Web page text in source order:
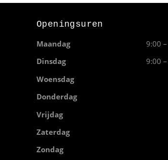
Openingsuren
Maandag
9:00
Dinsdag
9:00
Woensdag
Donderdag
Vrijdag
Zaterdag
Zondag